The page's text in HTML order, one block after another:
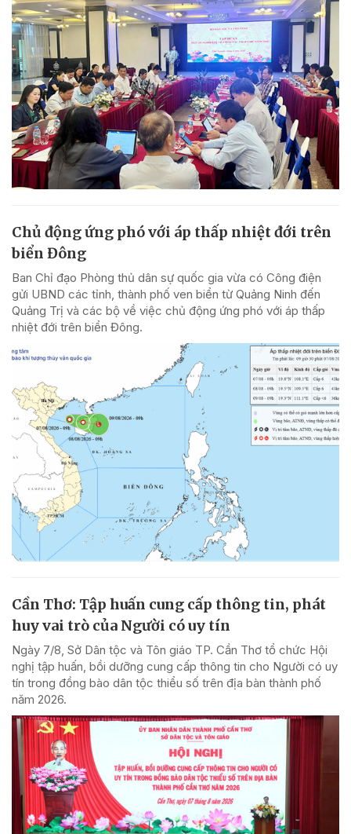
Chủ động ứng phó với áp thấp nhiệt đới trên
biển Đông
Ban Chỉ đạo Phòng thủ dân sự quốc gia vừa có Công điện
gửi UBND các tỉnh, thành phố ven biển từ Quảng Ninh đến
Quảng Trị và các bộ về việc chủ động ứng phó với áp thấp
nhiệt đới trên biển Đông.
Cần Thơ: Tập huấn cung cấp thông tin, phát
huy vai trò của Người có uy tín
Ngày 7/8, Sở Dân tộc và Tôn giáo TP. Cần Thơ tổ chức Hội
nghị tập huấn, bồi dưỡng cung cấp thông tin cho Người có uy
tín trong đồng bào dân tộc thiểu số trên địa bàn thành phố
năm 2026.